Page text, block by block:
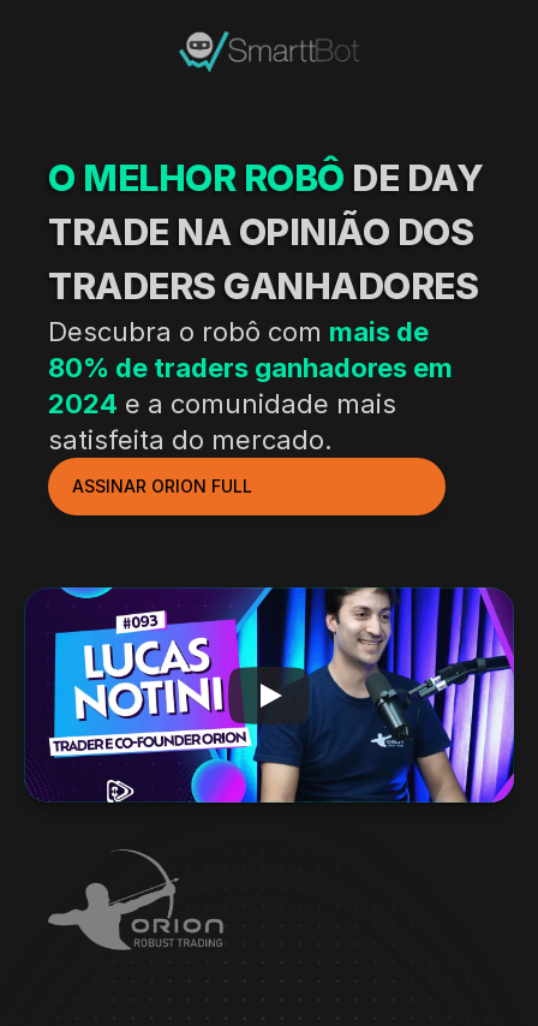
O MELHOR ROBÔ DE DAY
TRADE NA OPINIÃO DOS
TRADERS GANHADORES
Descubra o robô com mais de
80% de traders ganhadores em
2024 e a comunidade mais
satisfeita do mercado.
ASSINAR ORION FULL